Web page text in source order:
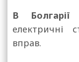
В Болгарії
електричні
вправ.